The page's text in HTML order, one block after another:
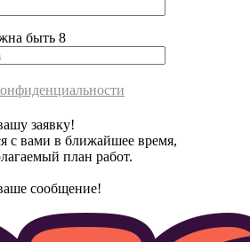
быть 8
заявку!
с вами в ближайшее время,
план работ.
сообщение!